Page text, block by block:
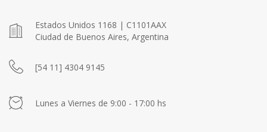
Estados Unidos 1168 | C1101AAX
Ciudad de Buenos Aires, Argentina
[54 11] 4304 9145
Lunes a Viernes de 9:00 - 17:00 hs